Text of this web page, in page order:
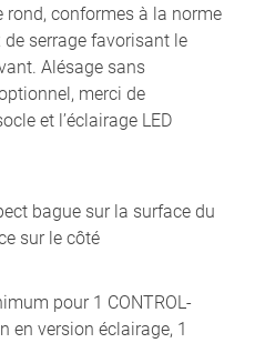
rond, conformes à la norme
serrage favorisant le
Alésage sans
merci de
et l’éclairage LED
bague sur la surface du
sur le côté
pour 1 CONTROL-
en version éclairage, 1